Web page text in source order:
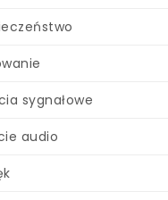
sygnałowe
audio